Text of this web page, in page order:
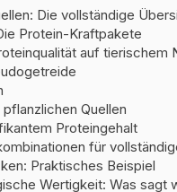
Die vollständige
Protein-Kraftpakete
auf tierischem
Quellen
Proteingehalt
für
Praktisches Beispiel
Wertigkeit: Was sagt